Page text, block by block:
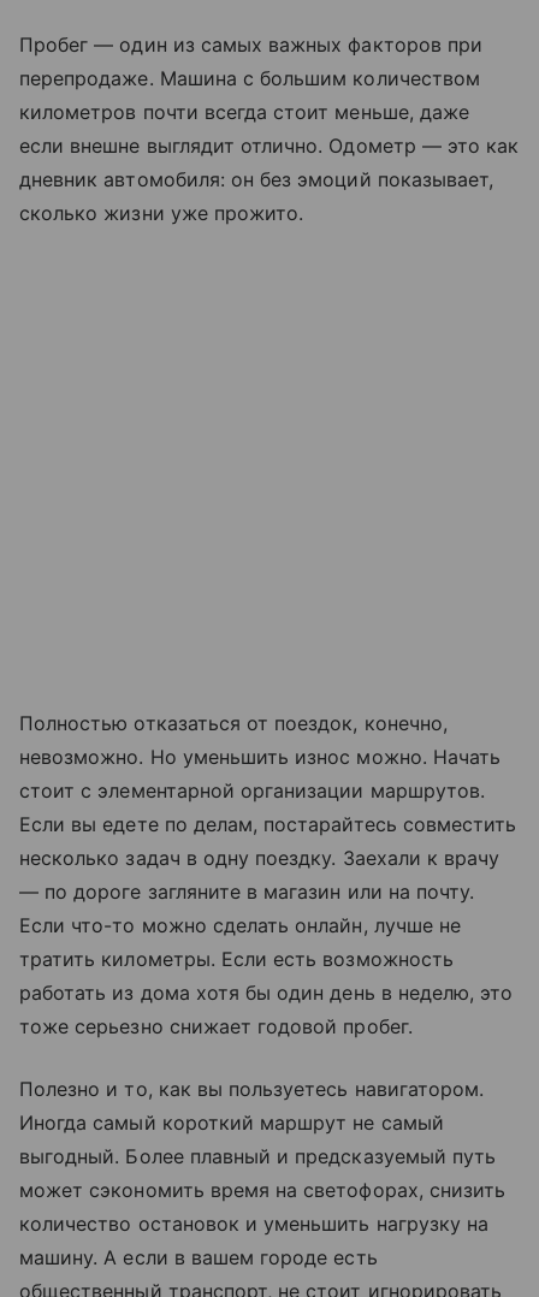
Пробег — один из самых важных факторов при
перепродаже. Машина с большим количеством
километров почти всегда стоит меньше, даже
если внешне выглядит отлично. Одометр — это как
дневник автомобиля: он без эмоций показывает,
сколько жизни уже прожито.
Полностью отказаться от поездок, конечно,
невозможно. Но уменьшить износ можно. Начать
стоит с элементарной организации маршрутов.
Если вы едете по делам, постарайтесь совместить
несколько задач в одну поездку. Заехали к врачу
— по дороге загляните в магазин или на почту.
Если что-то можно сделать онлайн, лучше не
тратить километры. Если есть возможность
работать из дома хотя бы один день в неделю, это
тоже серьезно снижает годовой пробег.
Полезно и то, как вы пользуетесь навигатором.
Иногда самый короткий маршрут не самый
выгодный. Более плавный и предсказуемый путь
может сэкономить время на светофорах, снизить
количество остановок и уменьшить нагрузку на
машину. А если в вашем городе есть
общественный транспорт, не стоит игнорировать